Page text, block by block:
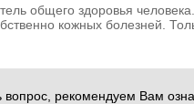
общего здоровья
кожных болезней.
вопрос, рекомендуем Вам